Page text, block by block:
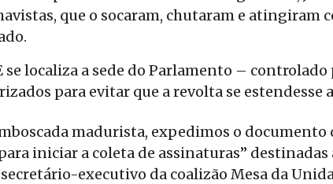
que o socaram, chutaram e atingiram
se localiza a sede do Parlamento –
para evitar que a revolta se estendesse
madurista, expedimos o documento
iniciar a coleta de assinaturas”
executivo da coalizão Mesa da